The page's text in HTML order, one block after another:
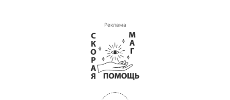
Реклама